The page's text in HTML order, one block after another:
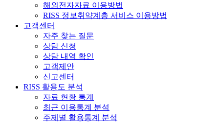
해외전자자료 이용방법
RISS 정보취약계층 서비스 이용방법
고객센터
자주 찾는 질문
상담 신청
상담 내역 확인
고객제안
신고센터
RISS 활용도 분석
자료 현황 통계
최근 이용통계 분석
주제별 활용통계 분석